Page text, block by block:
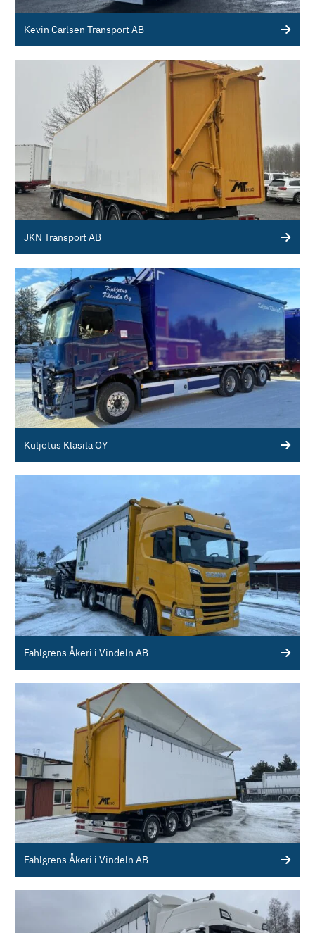
Kevin Carlsen Transport AB
JKN Transport AB
Kuljetus Klasila OY
Fahlgrens Åkeri i Vindeln AB
Fahlgrens Åkeri i Vindeln AB